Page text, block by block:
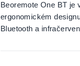
Beoremote One BT je
ergonomickém
Bluetooth a